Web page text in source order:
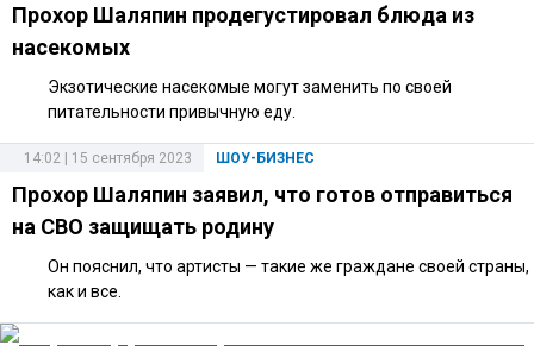
Прохор Шаляпин продегустировал блюда из
насекомых
Экзотические насекомые могут заменить по своей
питательности привычную еду.
ШОУ-БИЗНЕС
14:02 | 15 сентября 2023
Прохор Шаляпин заявил, что готов отправиться
на СВО защищать родину
Он пояснил, что артисты — такие же граждане своей страны,
как и все.